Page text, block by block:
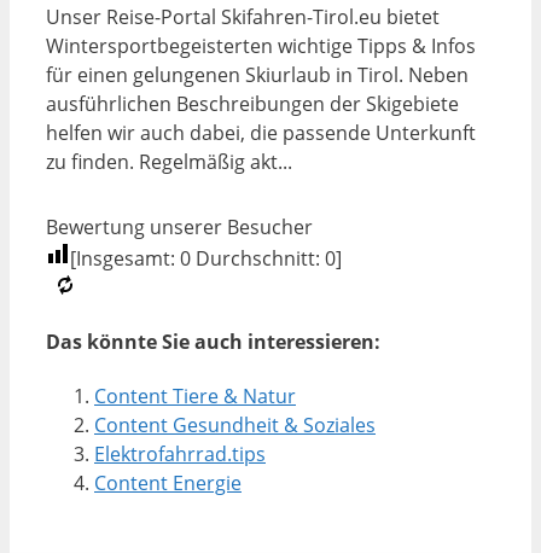
Unser Reise-Portal Skifahren-Tirol.eu bietet
Wintersportbegeisterten wichtige Tipps & Infos
für einen gelungenen Skiurlaub in Tirol. Neben
ausführlichen Beschreibungen der Skigebiete
helfen wir auch dabei, die passende Unterkunft
zu finden. Regelmäßig akt...
Bewertung unserer Besucher
[Insgesamt: 0 Durchschnitt: 0]
Das könnte Sie auch interessieren:
Content Tiere & Natur
Content Gesundheit & Soziales
Elektrofahrrad.tips
Content Energie